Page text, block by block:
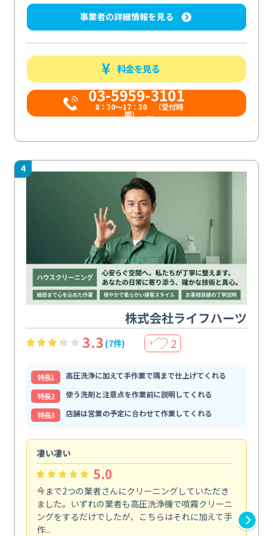
事業者の詳細情報を見る
料金を見る
03-5959-3101
8：30～17：30 （受付時
間） ...
4
株式会社ライフハーツ
3.3 (7件) ＋ 2
特⻑1
高圧洗浄に加えて手作業で隅まで仕上げてくれる
特⻑2
使う洗剤と注意点を作業前に説明してくれる
特⻑3
店舗は営業の予定に合わせて作業してくれる
凄い凄い
5.0
今まで2つの業者さんにクリーニングしていただき
ました。いずれの業者も高圧洗浄機で噴霧クリーニ
ングをするだけでしたが、こちらはそれに加えて手
作...